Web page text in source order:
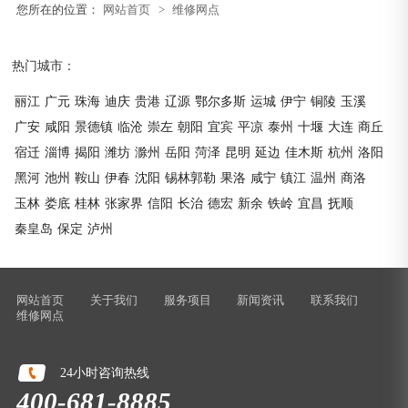
您所在的位置： 网站首页 > 维修网点
热门城市：
丽江 广元 珠海 迪庆 贵港 辽源 鄂尔多斯 运城 伊宁 铜陵 玉溪
广安 咸阳 景德镇 临沧 崇左 朝阳 宜宾 平凉 泰州 十堰 大连 商丘
宿迁 淄博 揭阳 潍坊 滁州 岳阳 菏泽 昆明 延边 佳木斯 杭州 洛阳
黑河 池州 鞍山 伊春 沈阳 锡林郭勒 果洛 咸宁 镇江 温州 商洛
玉林 娄底 桂林 张家界 信阳 长治 德宏 新余 铁岭 宜昌 抚顺
秦皇岛 保定 泸州
网站首页 关于我们 服务项目 新闻资讯
联系我们
维修网点
24小时咨询热线
400-681-8885